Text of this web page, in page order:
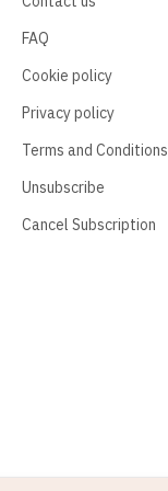
FAQ
Cookie policy
Privacy policy
Terms and Conditions
Unsubscribe
Cancel Subscription